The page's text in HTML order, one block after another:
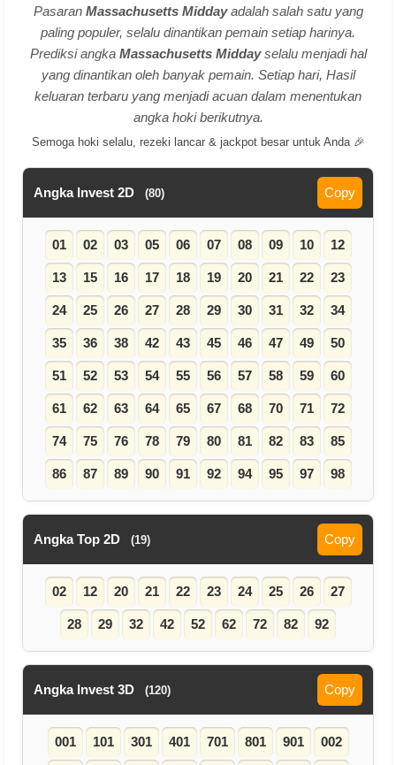
Pasaran Massachusetts Middayadalah salah satu yang
paling populer, selalu dinantikan pemain setiap harinya.
Prediksi angka Massachusetts Middayselalu menjadi hal
yang dinantikan oleh banyak pemain. Setiap hari, Hasil
keluaran terbaru yang menjadi acuan dalam menentukan
angka hoki berikutnya.
Semoga hoki selalu, rezeki lancar & jackpot besar untuk Anda 🎉
Angka Invest 2D (80) Copy
01 02 03 05 06 07 08 09 10 12
13 15 16 17 18 19 20 21 22 23
24 25 26 27 28 29 30 31 32 34
35 36 38 42 43 45 46 47 49 50
51 52 53 54 55 56 57 58 59 60
61 62 63 64 65 67 68 70 71 72
74 75 76 78 79 80 81 82 83 85
86 87 89 90 91 92 94 95 97 98
Angka Top 2D (19) Copy
02 12 20 21 22 23 24 25 26 27
28 29 32 42 52 62 72 82 92
Angka Invest 3D (120) Copy
001 101 301 401 701 801 901 002